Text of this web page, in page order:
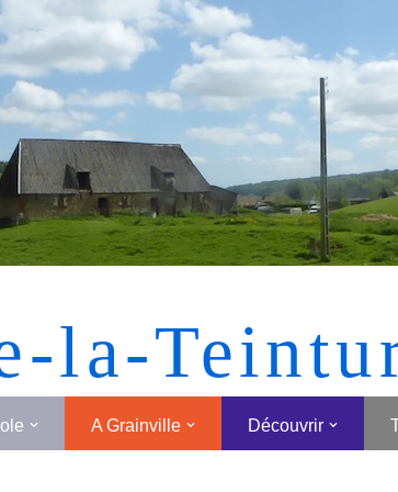
[MONTRER SOUS FORME DE
la-
A Grainville Découvrir